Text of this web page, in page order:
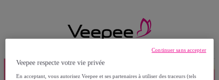
Veepee respecte votre vie privée
En acceptant, vous autorisez Veepee et ses partenaires à utiliser des traceurs (tels
Continuer sans accepter